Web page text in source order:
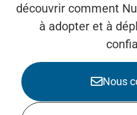
découvrir comment
à adopter et à
Nous